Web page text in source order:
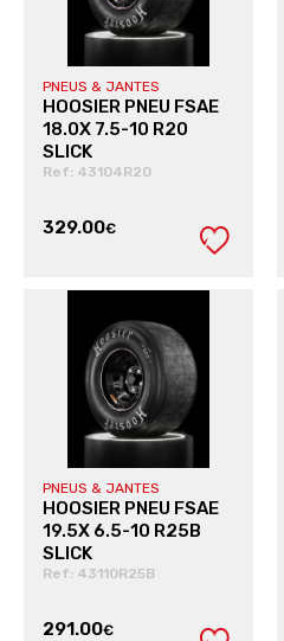
PNEUS & JANTES
HOOSIER PNEU FSAE
18.0X 7.5-10 R20
SLICK
Ref: 43104R20
329.00€
PNEUS & JANTES
HOOSIER PNEU FSAE
19.5X 6.5-10 R25B
SLICK
Ref: 43110R25B
291.00€